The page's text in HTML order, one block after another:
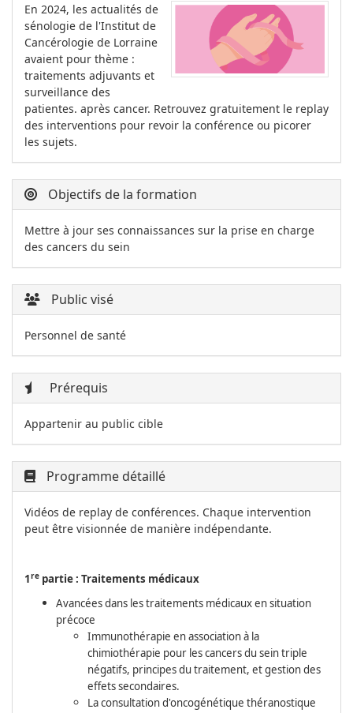
En 2024, les actualités de
sénologie de l'Institut de
Cancérologie de Lorraine
avaient pour thème :
traitements adjuvants et
surveillance des
patientes. après cancer. Retrouvez gratuitement le replay
des interventions pour revoir la conférence ou picorer
les sujets.
Objectifs de la formation
Mettre à jour ses connaissances sur la prise en charge
des cancers du sein
Public visé
Personnel de santé
Prérequis
Appartenir au public cible
Programme détaillé
Vidéos de replay de conférences. Chaque intervention
peut être visionnée de manière indépendante.
1re partie : Traitements médicaux
Avancées dans les traitements médicaux en situation
précoce
Immunothérapie en association à la
chimiothérapie pour les cancers du sein triple
négatifs, principes du traitement, et gestion des
effets secondaires.
La consultation d'oncogénétique théranostique